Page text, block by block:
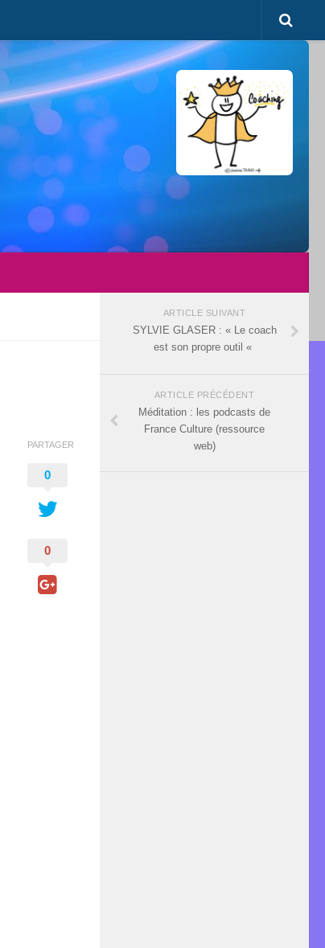
PARTAGER
0
0
ARTICLE SUIVANT
SYLVIE GLASER : « Le coach
est son propre outil «
ARTICLE PRÉCÉDENT
Méditation : les podcasts de
France Culture (ressource
web)